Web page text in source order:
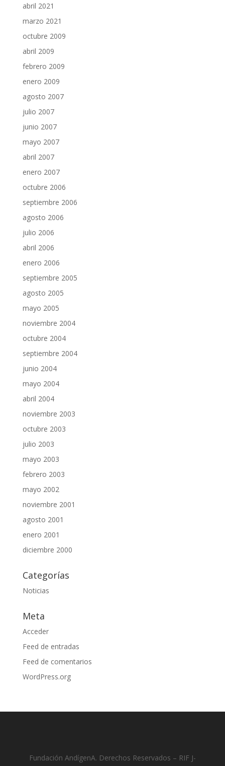
abril 2021
marzo 2021
octubre 2009
abril 2009
febrero 2009
enero 2009
agosto 2007
julio 2007
junio 2007
mayo 2007
abril 2007
enero 2007
octubre 2006
septiembre 2006
agosto 2006
julio 2006
abril 2006
enero 2006
septiembre 2005
agosto 2005
mayo 2005
noviembre 2004
octubre 2004
septiembre 2004
junio 2004
mayo 2004
abril 2004
noviembre 2003
octubre 2003
julio 2003
mayo 2003
febrero 2003
mayo 2002
noviembre 2001
agosto 2001
enero 2001
diciembre 2000
Categorías
Noticias
Meta
Acceder
Feed de entradas
Feed de comentarios
WordPress.org
Fundación AndígenA. Derechos Reservados – RIF J-